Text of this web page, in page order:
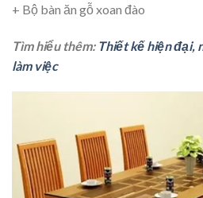
+ Bộ bàn ăn gỗ xoan đào
Tìm hiểu thêm: Thiết kế hiện đại,
làm việc